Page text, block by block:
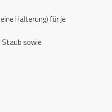
Halterung) für je
sowie